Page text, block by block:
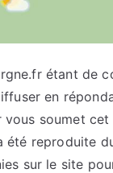
étant de
en
vous soumet
été reproduite
sur le site